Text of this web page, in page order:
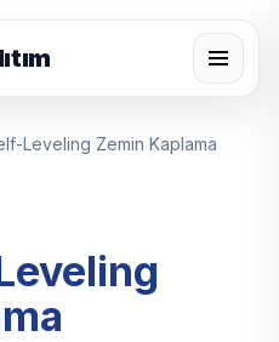
Leveling Zemin Kaplama